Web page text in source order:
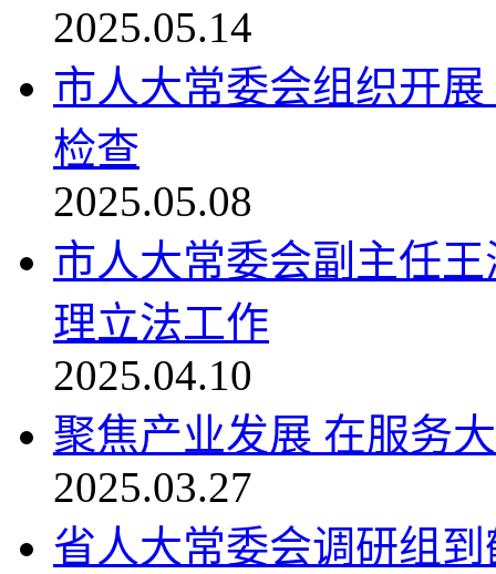
2025.05.14
市人大常委会组织开
检查
2025.05.08
市人大常委会副主任
理立法工作
2025.04.10
聚焦产业发展 在服务
2025.03.27
省人大常委会调研组